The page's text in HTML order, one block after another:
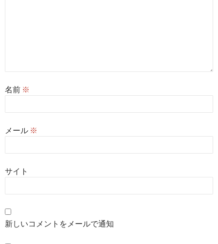
名前 ※
メール ※
サイト
新しいコメントをメールで通知